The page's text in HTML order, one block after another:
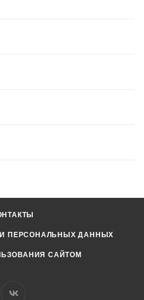
ПЕРСОНАЛЬНЫХ ДАННЫХ
САЙТОМ